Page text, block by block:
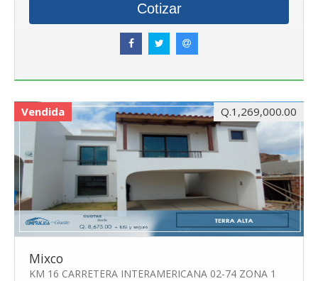
Cotizar
Vendida Q.1,269,000.00
Mixco
KM 16 CARRETERA INTERAMERICANA 02-74 ZONA 1